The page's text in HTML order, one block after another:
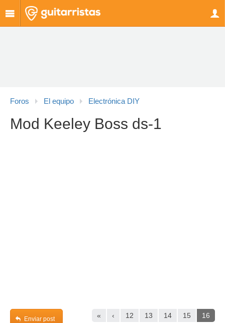
Foros El equipo Electrónica DIY
Mod Keeley Boss ds-1
« ‹ 12 13 14 15 16
Enviar post